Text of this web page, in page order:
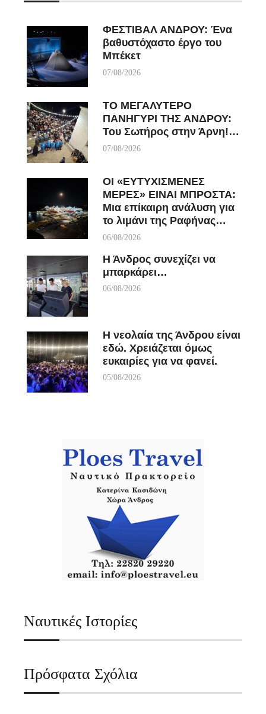
ΦΕΣΤΙΒΑΛ ΑΝΔΡΟΥ: Ένα
βαθυστόχαστο έργο του
Μπέκετ
07/08/2026
ΤΟ ΜΕΓΑΛΥΤΕΡΟ
ΠΑΝΗΓΥΡΙ ΤΗΣ ΑΝΔΡΟΥ:
Του Σωτήρος στην Άρνη!…
07/08/2026
ΟΙ «ΕΥΤΥΧΙΣΜΕΝΕΣ
ΜΕΡΕΣ» ΕΙΝΑΙ ΜΠΡΟΣΤΑ:
Μια επίκαιρη ανάλυση για
το λιμάνι της Ραφήνας…
06/08/2026
Η Άνδρος συνεχίζει να
μπαρκάρει…
06/08/2026
Η νεολαία της Άνδρου είναι
εδώ. Χρειάζεται όμως
ευκαιρίες για να φανεί.
05/08/2026
Ναυτικές Ιστορίες
Πρόσφατα Σχόλια